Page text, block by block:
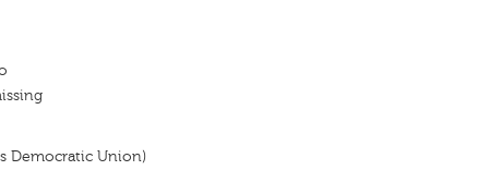
Democratic Union)